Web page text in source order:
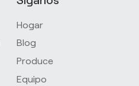
Hogar
Blog
Produce
Equipo